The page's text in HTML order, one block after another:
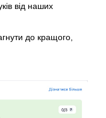
від наших
до кращого,